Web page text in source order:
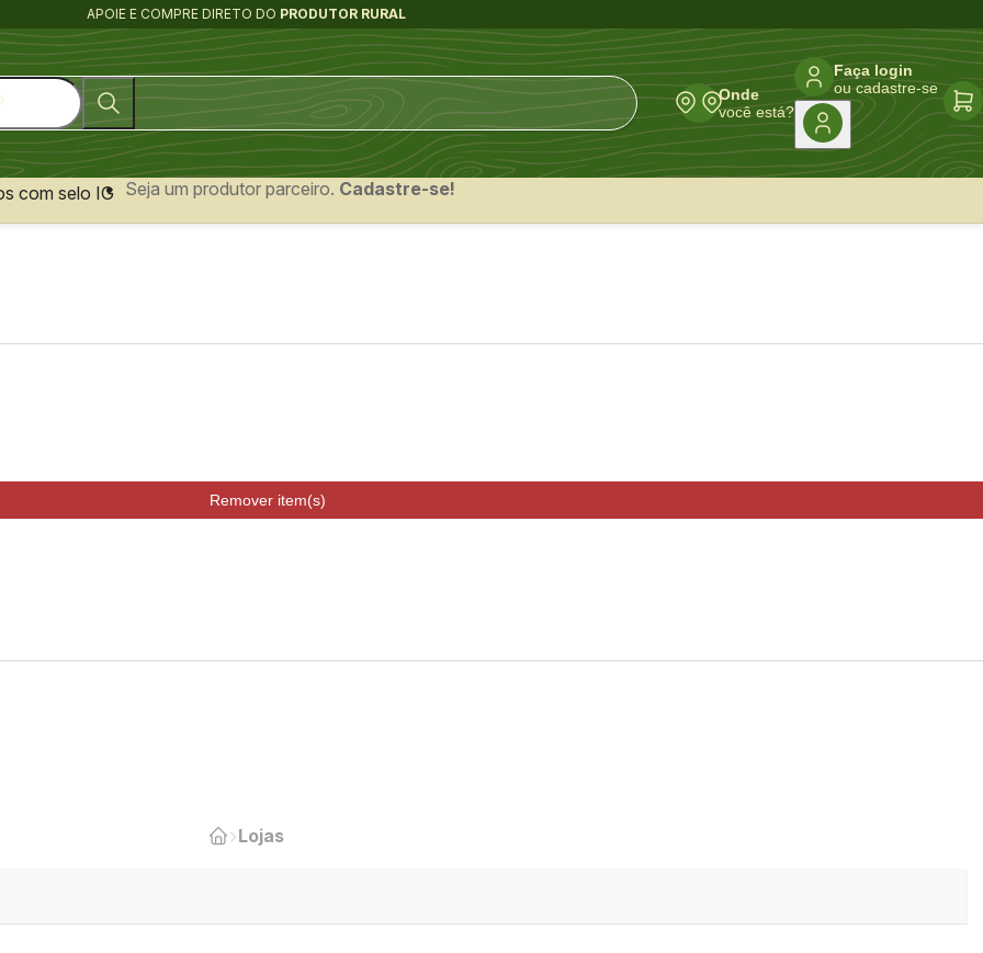
APOIE E COMPRE DIRETO DO PRODUTOR RURAL
Onde
você está?
Faça login
ou cadastre-se
com selo IG Seja um produtor parceiro. Cadastre-se!
Remover item(s)
Lojas